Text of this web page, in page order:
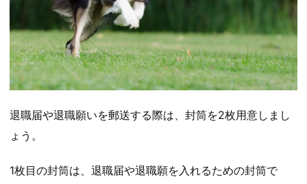
退職届や退職願いを郵送する際は、封筒を2枚用意しまし
ょう。
1枚目の封筒は、退職届や退職願を入れるための封筒で